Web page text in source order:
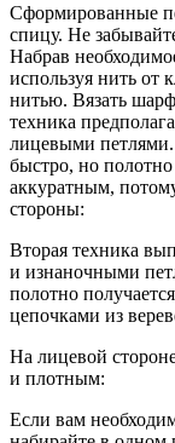
Сформированные
спицу. Не
Набрав
используя нить от
нитью. Вязать
техника
лицевыми петлями.
быстро, но
аккуратным,
стороны:
Вторая техника
и изнаночными
полотно
цепочками из
На лицевой
и плотным:
Если вам